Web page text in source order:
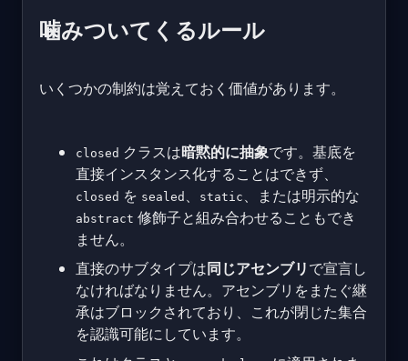
噛みついてくるルール
いくつかの制約は覚えておく価値があります。
closed クラスは暗黙的に抽象です。基底を
直接インスタンス化することはできず、
closed を sealed 、 static 、または明示的な
abstract 修飾子と組み合わせることもでき
ません。
直接のサブタイプは同じアセンブリで宣言し
なければなりません。アセンブリをまたぐ継
承はブロックされており、これが閉じた集合
を認識可能にしています。